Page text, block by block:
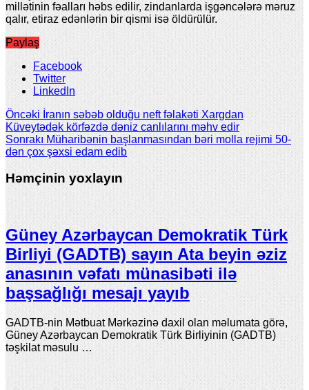
millətinin fəalları həbs edilir, zindanlarda işgəncələrə məruz
qalır, etiraz edənlərin bir qismi isə öldürülür.
Paylaş
Facebook
Twitter
LinkedIn
Öncəki İranın səbəb olduğu neft fəlakəti Xargdan
Küveytədək körfəzdə dəniz canlılarını məhv edir
SonrakıMüharibənin başlanmasından bəri molla rejimi 50-
dən çox şəxsi edam edib
Həmçinin yoxlayın
Güney Azərbaycan Demokratik Türk
Birliyi (GADTB) sayın Ata beyin əziz
anasının vəfatı münasibəti ilə
başsağlığı mesajı yayıb
GADTB-nin Mətbuat Mərkəzinə daxil olan məlumata görə,
Güney Azərbaycan Demokratik Türk Birliyinin (GADTB)
təşkilat məsulu …